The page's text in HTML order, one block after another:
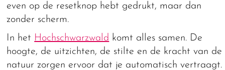
even op de resetknop hebt gedrukt, maar dan
zonder scherm.
In het Hochschwarzwald komt alles samen. De
hoogte, de uitzichten, de stilte en de kracht van de
natuur zorgen ervoor dat je automatisch vertraagt.